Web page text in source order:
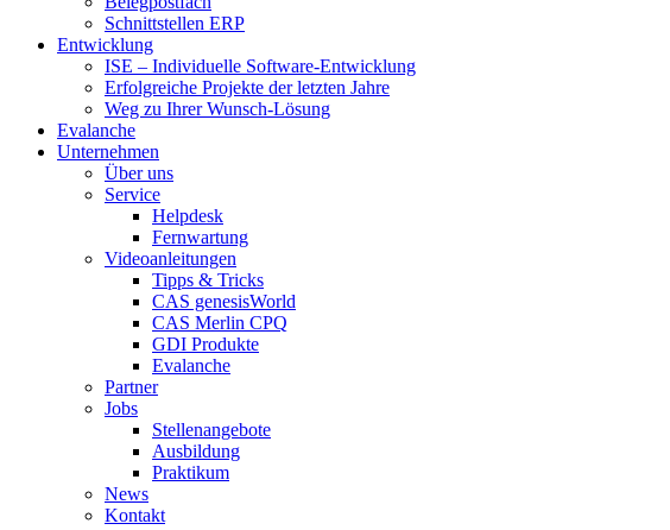
Schnittstellen ERP
Entwicklung
ISE – Individuelle Software-Entwicklung
Erfolgreiche Projekte der letzten Jahre
Weg zu Ihrer Wunsch-Lösung
Evalanche
Unternehmen
Über uns
Service
Helpdesk
Fernwartung
Videoanleitungen
Tipps & Tricks
CAS genesisWorld
CAS Merlin CPQ
GDI Produkte
Evalanche
Partner
Jobs
Stellenangebote
Ausbildung
Praktikum
News
Kontakt